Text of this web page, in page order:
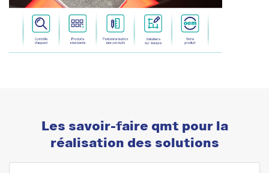
Les savoir-faire qmt pour la
réalisation des solutions